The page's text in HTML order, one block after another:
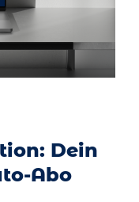
Dein
Abo